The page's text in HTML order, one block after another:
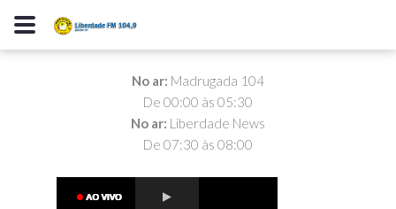
No ar: Madrugada 104
De 00:00 às 05:30
No ar: Liberdade News
De 07:30 às 08:00